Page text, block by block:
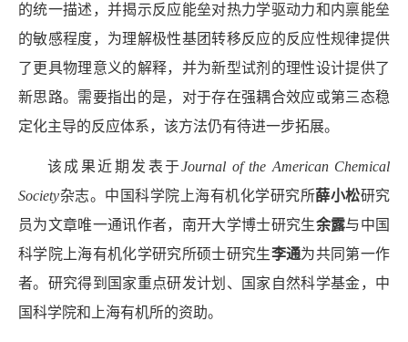
的统一描述，并揭示反应能垒对热力学驱动力和内禀能垒
的敏感程度，为理解极性基团转移反应的反应性规律提供
了更具物理意义的解释，并为新型试剂的理性设计提供了
新思路。需要指出的是，对于存在强耦合效应或第三态稳
定化主导的反应体系，该方法仍有待进一步拓展。
该成果近期发表于Journal of the American Chemical
Society杂志。中国科学院上海有机化学研究所薛小松研究
员为文章唯一通讯作者，南开大学博士研究生余露与中国
科学院上海有机化学研究所硕士研究生李通为共同第一作
者。研究得到国家重点研发计划、国家自然科学基金，中
国科学院和上海有机所的资助。